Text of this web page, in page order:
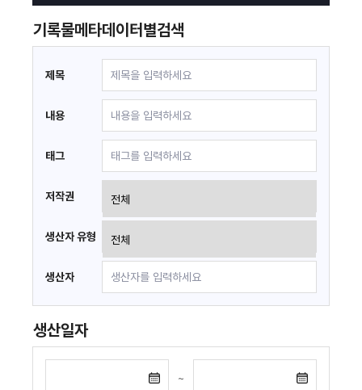
기록물메타데이터별검색
제목
내용
태그
저작권
생산자 유형
생산자
생산일자
~